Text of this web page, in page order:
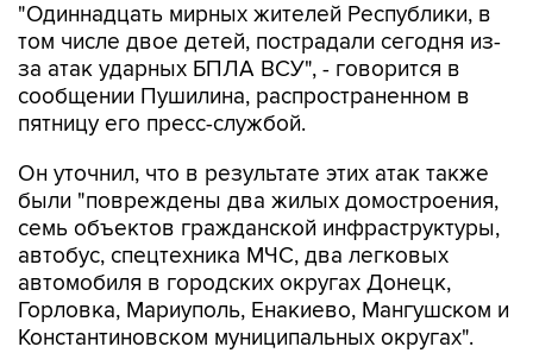
"Одиннадцать мирных жителей Республики, в
том числе двое детей, пострадали сегодня из-
за атак ударных БПЛА ВСУ", - говорится в
сообщении Пушилина, распространенном в
пятницу его пресс-службой.
Он уточнил, что в результате этих атак также
были "повреждены два жилых домостроения,
семь объектов гражданской инфраструктуры,
автобус, спецтехника МЧС, два легковых
автомобиля в городских округах Донецк,
Горловка, Мариуполь, Енакиево, Мангушском и
Константиновском муниципальных округах".